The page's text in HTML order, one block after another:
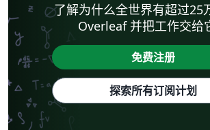
了解为什么全世界有超过25
Overleaf 并把工作交给
免费注册
探索所有订阅计划